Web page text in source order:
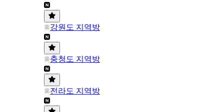
강원도 지역방
충청도 지역방
전라도 지역방